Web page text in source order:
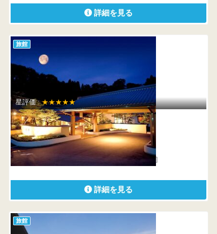
詳細を見る
旅館
星評価 :★★★★★
金沢犀川温泉 川端の湯宿 滝亭
石川県 金沢市末町23-10
はじめて来たのに、なつかしい風景。 涼や[…]
詳細を見る
旅館